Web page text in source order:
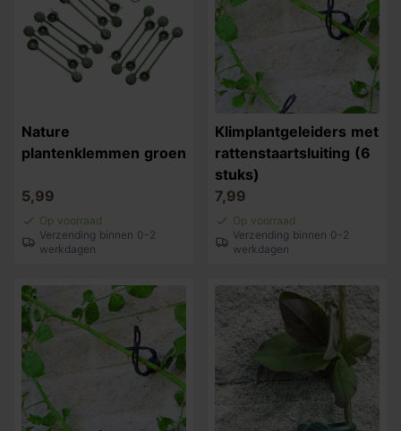
Nature
plantenklemmen groen
5,99
Op voorraad
Verzending binnen 0-2
werkdagen
Klimplantgeleiders met
rattenstaartsluiting (6
stuks)
7,99
Op voorraad
Verzending binnen 0-2
werkdagen